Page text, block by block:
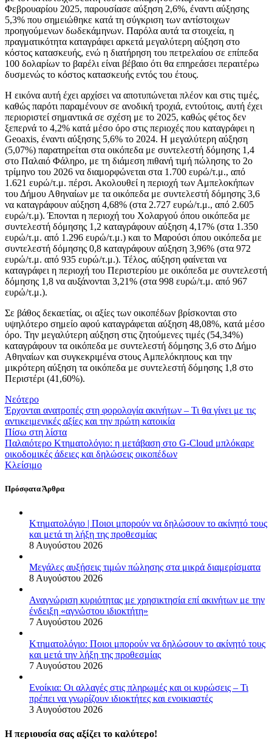
Φεβρουαρίου 2025, παρουσίασε αύξηση 2,6%, έναντι αύξησης
5,3% που σημειώθηκε κατά τη σύγκριση των αντίστοιχων
προηγούμενων δωδεκάμηνων. Παρόλα αυτά τα στοιχεία, η
πραγματικότητα καταγράφει αρκετά μεγαλύτερη αύξηση στο
κόστος κατασκευής, ενώ η διατήρηση του πετρελαίου σε επίπεδα
100 δολαρίων το βαρέλι είναι βέβαιο ότι θα επηρεάσει περαιτέρω
δυσμενώς το κόστος κατασκευής εντός του έτους.
Η εικόνα αυτή έχει αρχίσει να αποτυπώνεται πλέον και στις τιμές,
καθώς παρότι παραμένουν σε ανοδική τροχιά, εντούτοις, αυτή έχει
περιοριστεί σημαντικά σε σχέση με το 2025, καθώς φέτος δεν
ξεπερνά το 4,2% κατά μέσο όρο στις περιοχές που καταγράφει η
Geoaxis, έναντι αύξησης 5,6% το 2024. Η μεγαλύτερη αύξηση
(5,07%) παρατηρείται στα οικόπεδα με συντελεστή δόμησης 1,4
στο Παλαιό Φάληρο, με τη διάμεση πιθανή τιμή πώλησης το 2ο
τρίμηνο του 2026 να διαμορφώνεται στα 1.700 ευρώ/τ.μ., από
1.621 ευρώ/τ.μ. πέρσι. Ακολουθεί η περιοχή των Αμπελοκήπων
του Δήμου Αθηναίων με τα οικόπεδα με συντελεστή δόμησης 3,6
να καταγράφουν αύξηση 4,68% (στα 2.727 ευρώ/τ.μ., από 2.605
ευρώ/τ.μ). Έπονται η περιοχή του Χολαργού όπου οικόπεδα με
συντελεστή δόμησης 1,2 καταγράφουν αύξηση 4,17% (στα 1.350
ευρώ/τ.μ. από 1.296 ευρώ/τ.μ.) και το Μαρούσι όπου οικόπεδα με
συντελεστή δόμησης 0,8 καταγράφουν αύξηση 3,96% (στα 972
ευρώ/τ.μ. από 935 ευρώ/τ.μ.). Τέλος, αύξηση φαίνεται να
καταγράφει η περιοχή του Περιστερίου με οικόπεδα με συντελεστή
δόμησης 1,8 να αυξάνονται 3,21% (στα 998 ευρώ/τ.μ. από 967
ευρώ/τ.μ.).
Σε βάθος δεκαετίας, οι αξίες των οικοπέδων βρίσκονται στο
υψηλότερο σημείο αφού καταγράφεται αύξηση 48,08%, κατά μέσο
όρο. Την μεγαλύτερη αύξηση στις ζητούμενες τιμές (54,34%)
καταγράφουν τα οικόπεδα με συντελεστή δόμησης 3,6 στο Δήμο
Αθηναίων και συγκεκριμένα στους Αμπελόκηπους και την
μικρότερη αύξηση τα οικόπεδα με συντελεστή δόμησης 1,8 στο
Περιστέρι (41,60%).
Νεότερο
Έρχονται ανατροπές στη φορολογία ακινήτων – Τι θα γίνει με τις
αντικειμενικές αξίες και την πρώτη κατοικία
Πίσω στη λίστα
Παλαιότερο Κτηματολόγιο: η μετάβαση στο G-Cloud μπλόκαρε
οικοδομικές άδειες και δηλώσεις οικοπέδων
Κλείσιμο
Πρόσφατα Άρθρα
Κτηματολόγιο | Ποιοι μπορούν να δηλώσουν το ακίνητό τους
και μετά τη λήξη της προθεσμίας
8 Αυγούστου 2026
Μεγάλες αυξήσεις τιμών πώλησης στα μικρά διαμερίσματα
8 Αυγούστου 2026
Αναγνώριση κυριότητας με χρησικτησία επί ακινήτων με την
ένδειξη «αγνώστου ιδιοκτήτη»
7 Αυγούστου 2026
Κτηματολόγιο: Ποιοι μπορούν να δηλώσουν το ακίνητό τους
και μετά την λήξη της προθεσμίας
7 Αυγούστου 2026
Ενοίκια: Οι αλλαγές στις πληρωμές και οι κυρώσεις – Τι
πρέπει να γνωρίζουν ιδιοκτήτες και ενοικιαστές
3 Αυγούστου 2026
Η περιουσία σας αξίζει το καλύτερο!